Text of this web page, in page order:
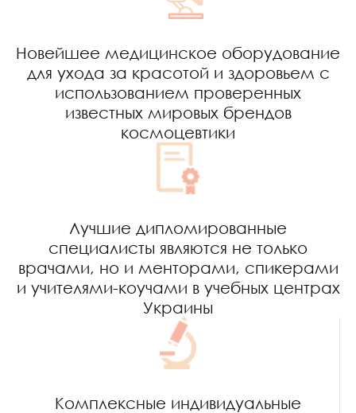
Новейшее медицинское оборудование
для ухода за красотой и здоровьем с
использованием проверенных
известных мировых брендов
космоцевтики
Лучшие дипломированные
специалисты являются не только
врачами, но и менторами, спикерами
и учителями-коучами в учебных центрах
Украины
Комплексные индивидуальные